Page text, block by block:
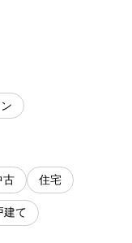
古 住宅
建て